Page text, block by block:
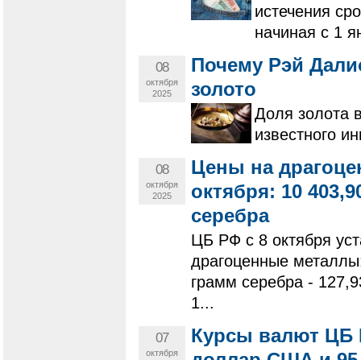
истечения
начиная с 1
08
октября
2025
Почему Рэй
золото
Доля золота
известного
08
октября
2025
Цены на
октября: 10
серебра
ЦБ РФ с 8 октября
драгоценные
грамм серебра -
1...
07
октября
Курсы валют ЦБ